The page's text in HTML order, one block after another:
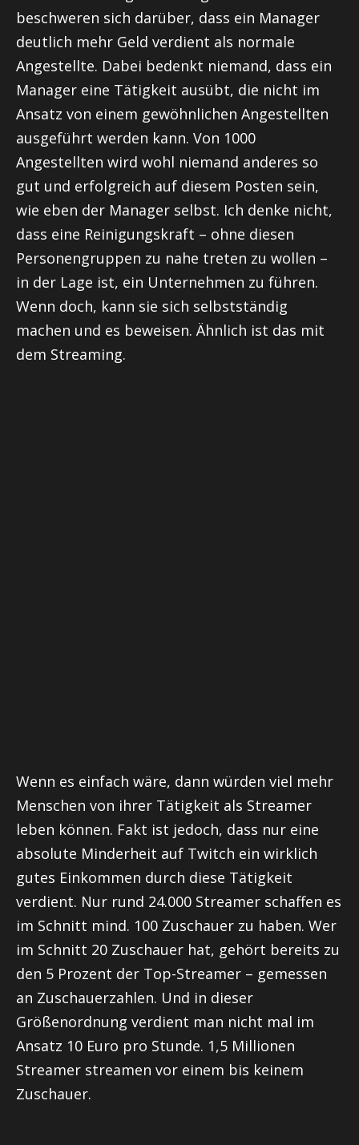
beschweren sich darüber, dass ein Manager
deutlich mehr Geld verdient als normale
Angestellte. Dabei bedenkt niemand, dass ein
Manager eine Tätigkeit ausübt, die nicht im
Ansatz von einem gewöhnlichen Angestellten
ausgeführt werden kann. Von 1000
Angestellten wird wohl niemand anderes so
gut und erfolgreich auf diesem Posten sein,
wie eben der Manager selbst. Ich denke nicht,
dass eine Reinigungskraft – ohne diesen
Personengruppen zu nahe treten zu wollen –
in der Lage ist, ein Unternehmen zu führen.
Wenn doch, kann sie sich selbstständig
machen und es beweisen. Ähnlich ist das mit
dem Streaming.
Wenn es einfach wäre, dann würden viel mehr
Menschen von ihrer Tätigkeit als Streamer
leben können. Fakt ist jedoch, dass nur eine
absolute Minderheit auf Twitch ein wirklich
gutes Einkommen durch diese Tätigkeit
verdient. Nur rund 24.000 Streamer schaffen es
im Schnitt mind. 100 Zuschauer zu haben. Wer
im Schnitt 20 Zuschauer hat, gehört bereits zu
den 5 Prozent der Top-Streamer – gemessen
an Zuschauerzahlen. Und in dieser
Größenordnung verdient man nicht mal im
Ansatz 10 Euro pro Stunde. 1,5 Millionen
Streamer streamen vor einem bis keinem
Zuschauer.